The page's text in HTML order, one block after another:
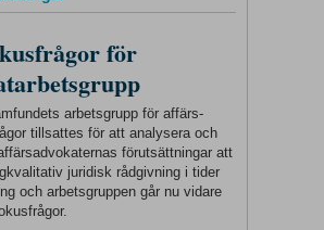
för
arbetsgrupp för affärs-
tillsattes för att analysera och
förutsättningar att
juridisk rådgivning i tider
och arbetsgruppen går nu vidare